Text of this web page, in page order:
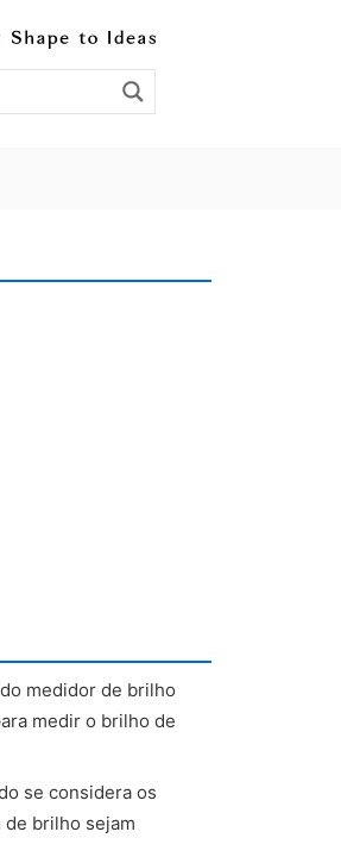
medidor de brilho
medir o brilho de
se considera os
brilho sejam